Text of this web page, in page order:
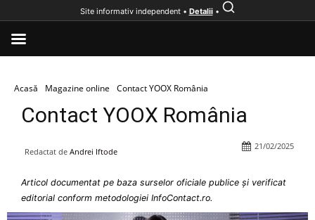
Acasă Magazine online Contact YOOX România
Contact YOOX România
Redactat de Andrei Iftode
21/02/2025
Articol documentat pe baza surselor oficiale publice și verificat
editorial conform metodologiei InfoContact.ro.
Site informativ independent • Detalii•